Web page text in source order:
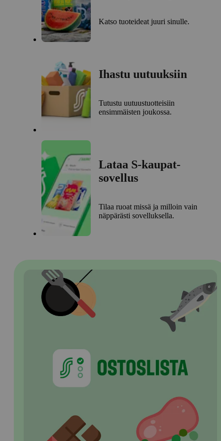
Katso tuoteideat juuri sinulle.
Ihastu uutuuksiin
Tutustu uutuustuotteisiin
ensimmäisten joukossa.
Lataa S-kaupat-
sovellus
Tilaa ruoat missä ja milloin vain
näppärästi sovelluksella.